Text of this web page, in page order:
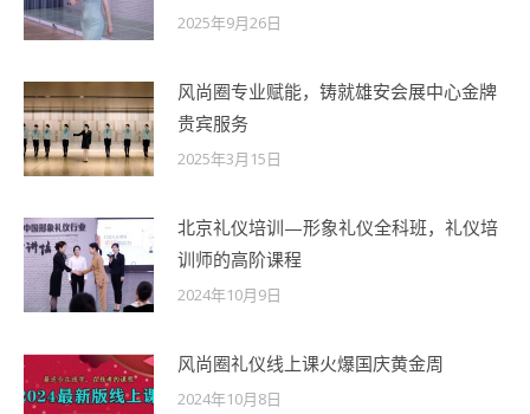
2025年9月26日
风尚圈专业赋能，铸就雄安会展中心金牌
贵宾服务
2025年3月15日
北京礼仪培训—形象礼仪全科班，礼仪培
训师的高阶课程
2024年10月9日
风尚圈礼仪线上课火爆国庆黄金周
2024年10月8日